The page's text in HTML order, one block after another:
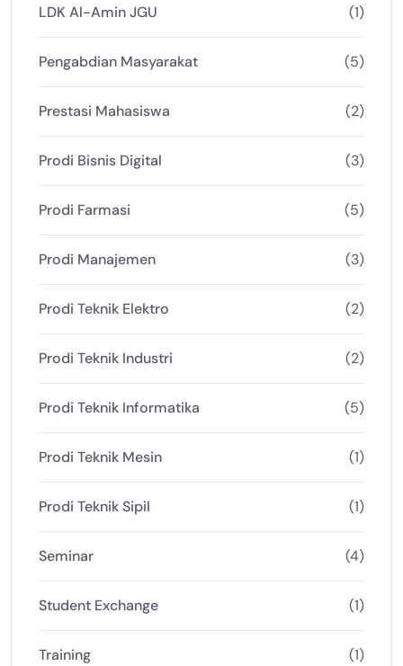
LDK Al-Amin JGU (1)
Pengabdian Masyarakat (5)
Prestasi Mahasiswa (2)
Prodi Bisnis Digital (3)
Prodi Farmasi (5)
Prodi Manajemen (3)
Prodi Teknik Elektro (2)
Prodi Teknik Industri (2)
Prodi Teknik Informatika (5)
Prodi Teknik Mesin (1)
Prodi Teknik Sipil (1)
Seminar (4)
Student Exchange (1)
Training (1)